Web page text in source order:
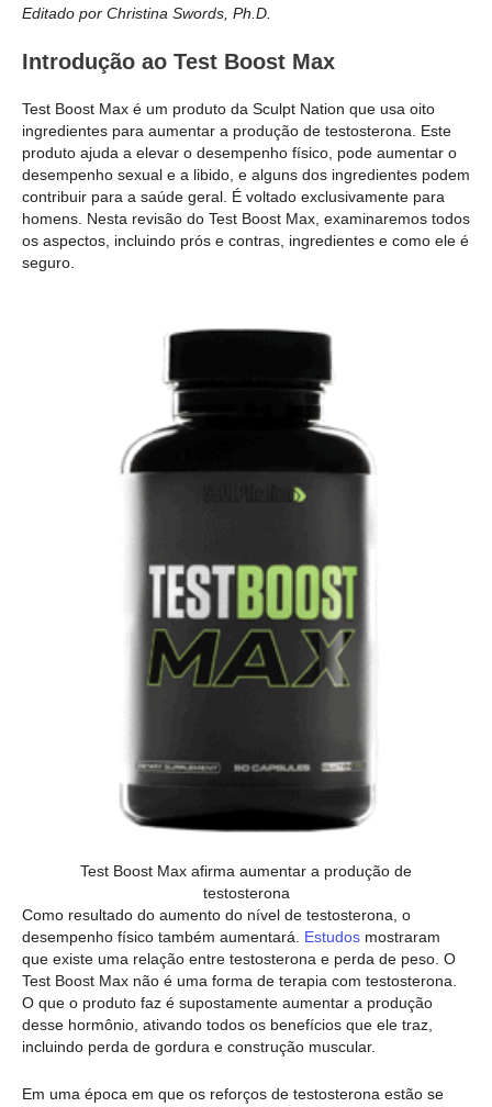
Editado por Christina Swords, Ph.D.
Introdução ao Test Boost Max
Test Boost Max é um produto da Sculpt Nation que usa oito
ingredientes para aumentar a produção de testosterona. Este
produto ajuda a elevar o desempenho físico, pode aumentar o
desempenho sexual e a libido, e alguns dos ingredientes podem
contribuir para a saúde geral. É voltado exclusivamente para
homens. Nesta revisão do Test Boost Max, examinaremos todos
os aspectos, incluindo prós e contras, ingredientes e como ele é
seguro.
Test Boost Max afirma aumentar a produção de
testosterona
Como resultado do aumento do nível de testosterona, o
desempenho físico também aumentará. Estudos mostraram
que existe uma relação entre testosterona e perda de peso. O
Test Boost Max não é uma forma de terapia com testosterona.
O que o produto faz é supostamente aumentar a produção
desse hormônio, ativando todos os benefícios que ele traz,
incluindo perda de gordura e construção muscular.
Em uma época em que os reforços de testosterona estão se